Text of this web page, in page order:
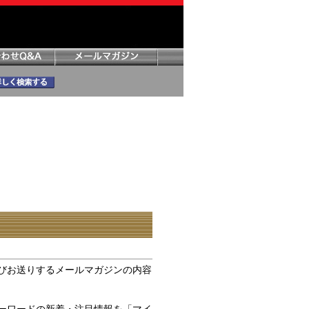
お送りするメールマガジンの内容